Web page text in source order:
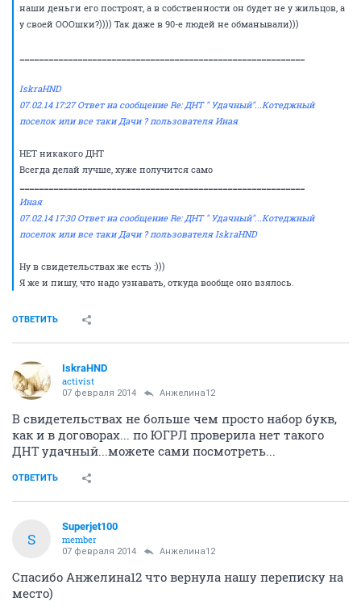
наши деньги его построят, а в собственности он будет не у жильцов, а
у своей ОООшки?)))) Так даже в 90-е людей не обманывали)))
___________________________________________________________
IskraHND
07.02.14 17:27 Ответ на сообщение Re: ДНТ " Удачный"...Котеджный
поселок или все таки Дачи ? пользователя Иная
НЕТ никакого ДНТ
Всегда делай лучше, хуже получится само
___________________________________________________________
Иная
07.02.14 17:30 Ответ на сообщение Re: ДНТ " Удачный"...Котеджный
поселок или все таки Дачи ? пользователя IskraHND
Ну в свидетельствах же есть :)))
Я же и пишу, что надо узнавать, откуда вообще оно взялось.
ОТВЕТИТЬ
IskraHND
activist
07 февраля 2014 Анжелина12
В свидетельствах не больше чем просто набор букв,
как и в договорах... по ЮГРЛ проверила нет такого
ДНТ удачный...можете сами посмотреть...
ОТВЕТИТЬ
S
Superjet100
member
07 февраля 2014 Анжелина12
Спасибо Анжелина12 что вернула нашу переписку на
место)